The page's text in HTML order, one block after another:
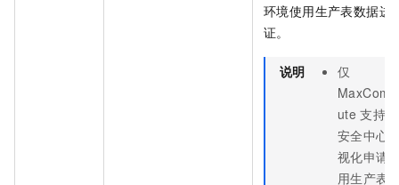
环境使用生产表数据进
证。
说明
仅
MaxComp
ute 支持在
安全中心
视化申请
用生产表